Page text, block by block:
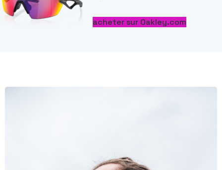
acheter sur Oakley.com